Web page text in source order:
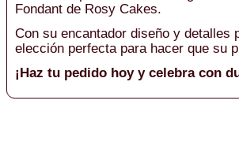
Fondant de Rosy Cakes.
Con su encantador diseño y detalles
elección perfecta para hacer que su
¡Haz tu pedido hoy y celebra con